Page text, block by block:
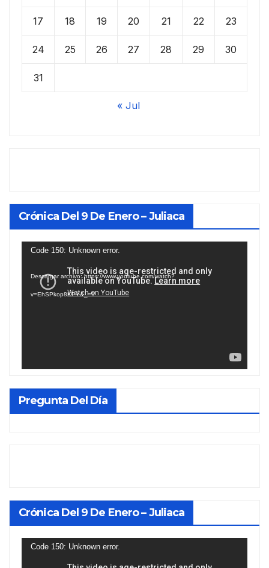
17 18 19 20 21 22 23
24 25 26 27 28 29 30
31
« Jul
Crónica Del 9 De Enero – Juliaca
Reproductor
vídeo
Code 150: Unknown error.
Descargar archivo: https://www.youtube.com/watch?
v=EhSPkop8KPY&_=1
Pregunta Del Día
Crónica Del 9 De Enero – Juliaca
Reproductor
Code 150: Unknown error.